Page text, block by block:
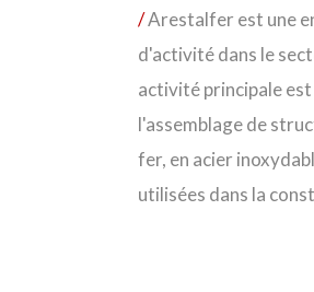
/Arestalfer est une
d'activité dans le
activité principale
l'assemblage de
fer, en acier
utilisées dans la